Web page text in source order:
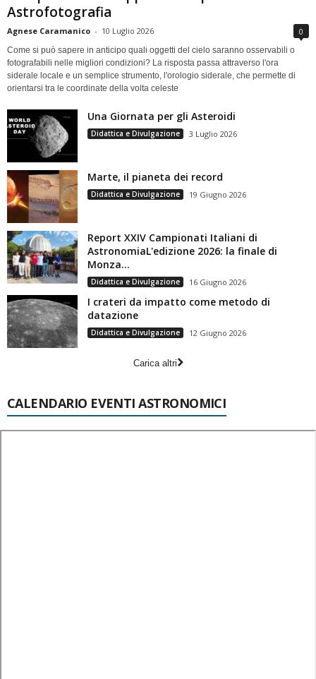
Astrofotografia
Agnese Caramanico - 10 Luglio 2026 0
Come si può sapere in anticipo quali oggetti del cielo saranno osservabili o
fotografabili nelle migliori condizioni? La risposta passa attraverso l'ora
siderale locale e un semplice strumento, l'orologio siderale, che permette di
orientarsi tra le coordinate della volta celeste
Una Giornata per gli Asteroidi
Didattica e Divulgazione 3 Luglio 2026
Marte, il pianeta dei record
Didattica e Divulgazione 19 Giugno 2026
Report XXIV Campionati Italiani di
AstronomiaL'edizione 2026: la finale di
Monza...
Didattica e Divulgazione 16 Giugno 2026
I crateri da impatto come metodo di
datazione
Didattica e Divulgazione 12 Giugno 2026
Carica altri
CALENDARIO EVENTI ASTRONOMICI